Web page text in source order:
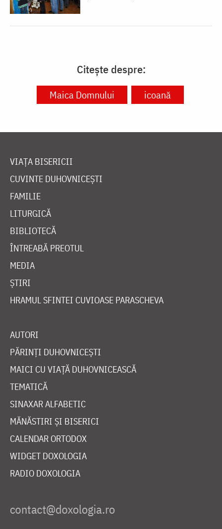
Citește despre:
Maica Domnului icoană
VIAȚA BISERICII
CUVINTE DUHOVNICEȘTI
FAMILIE
LITURGICĂ
BIBLIOTECĂ
ÎNTREABĂ PREOTUL
MEDIA
ȘTIRI
HRAMUL SFINTEI CUVIOASE PARASCHEVA
AUTORI
PĂRINȚI DUHOVNICEȘTI
MAICI CU VIAȚĂ DUHOVNICEASCĂ
TEMATICĂ
SINAXAR ALFABETIC
MĂNĂSTIRI ȘI BISERICI
CALENDAR ORTODOX
WIDGET DOXOLOGIA
RADIO DOXOLOGIA